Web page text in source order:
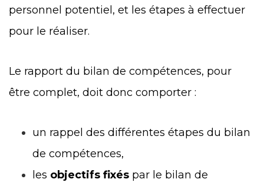
personnel potentiel, et les étapes à effectuer
pour le réaliser.
Le rapport du bilan de compétences, pour
être complet, doit donc comporter :
un rappel des différentes étapes du bilan
de compétences,
les objectifs fixés par le bilan de